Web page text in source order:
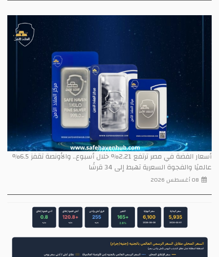
أسعار الفضة في مصر ترتفع 2.21% خلال أسبوع.. والأونصة تقفز 6.5%
عالميًا والفجوة السعرية تهبط إلى 34 قرشًا
08 أغسطس 2026